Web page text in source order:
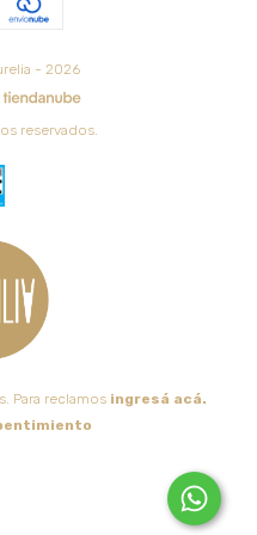
- 2026
reservados.
Para reclamos ingresá acá.